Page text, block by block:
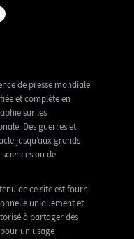
de presse mondiale
et complète en
sur les
Des guerres et
jusqu’aux grands
ou de
de ce site est fourni
uniquement et
à partager des
un usage